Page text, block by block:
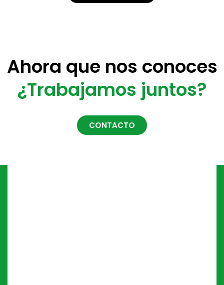
Ahora que nos conoces
¿Trabajamos juntos?
CONTACTO